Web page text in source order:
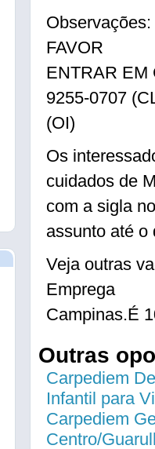
FAVOR
ENTRAR EM
9255-0707
(OI)
Os
cuidados de
com a sigla
assunto até o
Veja outras
Emprega
Campinas.É
Outras
Carpediem
Infantil para
Carpediem
Centro/